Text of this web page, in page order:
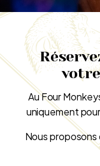
Au Four
uniquement pour
Nous proposons